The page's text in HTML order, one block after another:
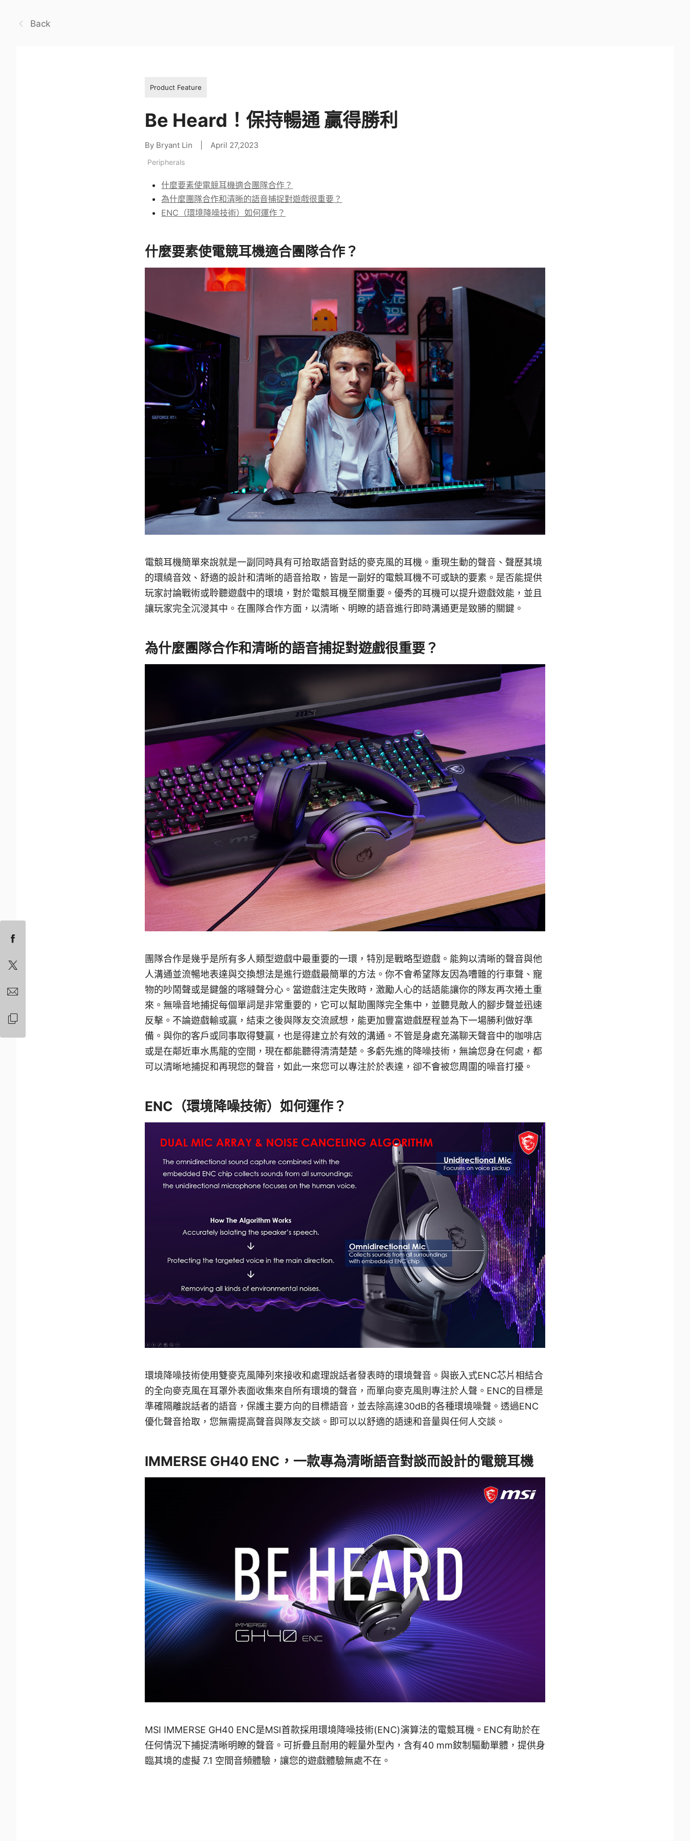
Back
Product Feature
Be Heard！保持暢通 贏得勝利
By Bryant Lin April 27,2023
Peripherals
什麼要素使電競耳機適合團隊合作？
為什麼團隊合作和清晰的語音捕捉對遊戲很重要？
ENC（環境降噪技術）如何運作？
什麼要素使電競耳機適合團隊合作？
電競耳機簡單來說就是一副同時具有可拾取語音對話的麥克風的耳機。重現生動的聲音、聲歷其境
的環繞音效、舒適的設計和清晰的語音拾取，皆是一副好的電競耳機不可或缺的要素。是否能提供
玩家討論戰術或聆聽遊戲中的環境，對於電競耳機至關重要。優秀的耳機可以提升遊戲效能，並且
讓玩家完全沉浸其中。在團隊合作方面，以清晰、明瞭的語音進行即時溝通更是致勝的關鍵。
為什麼團隊合作和清晰的語音捕捉對遊戲很重要？
團隊合作是幾乎是所有多人類型遊戲中最重要的一環，特別是戰略型遊戲。能夠以清晰的聲音與他
人溝通並流暢地表達與交換想法是進行遊戲最簡單的方法。你不會希望隊友因為嘈雜的行車聲、寵
物的吵鬧聲或是鍵盤的喀噠聲分心。當遊戲注定失敗時，激勵人心的話語能讓你的隊友再次捲土重
來。無噪音地捕捉每個單詞是非常重要的，它可以幫助團隊完全集中，並聽見敵人的腳步聲並迅速
反擊。不論遊戲輸或贏，結束之後與隊友交流感想，能更加豐富遊戲歷程並為下一場勝利做好準
備。與你的客戶或同事取得雙贏，也是得建立於有效的溝通。不管是身處充滿聊天聲音中的咖啡店
或是在鄰近車水馬龍的空間，現在都能聽得清清楚楚。多虧先進的降噪技術，無論您身在何處，都
可以清晰地捕捉和再現您的聲音，如此一來您可以專注於於表達，卻不會被您周圍的噪音打擾。
ENC（環境降噪技術）如何運作？
環境降噪技術使用雙麥克風陣列來接收和處理說話者發表時的環境聲音。與嵌入式ENC芯片相結合
的全向麥克風在耳罩外表面收集來自所有環境的聲音，而單向麥克風則專注於人聲。ENC的目標是
準確隔離說話者的語音，保護主要方向的目標語音，並去除高達30dB的各種環境噪聲。透過ENC
優化聲音拾取，您無需提高聲音與隊友交談。即可以以舒適的語速和音量與任何人交談。
IMMERSE GH40 ENC，一款專為清晰語音對談而設計的電競耳機
MSI IMMERSE GH40 ENC是MSI首款採用環境降噪技術(ENC)演算法的電競耳機。ENC有助於在
任何情況下捕捉清晰明瞭的聲音。可折疊且耐用的輕量外型內，含有40 mm釹制驅動單體，提供身
臨其境的虛擬 7.1 空間音頻體驗，讓您的遊戲體驗無處不在。